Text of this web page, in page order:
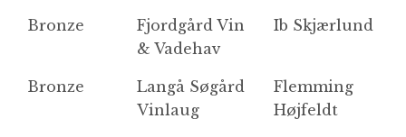
Bronze
Fjordgård Vin
& Vadehav
Ib Skjærlund
Bronze
Langå Søgård
Vinlaug
Flemming
Højfeldt